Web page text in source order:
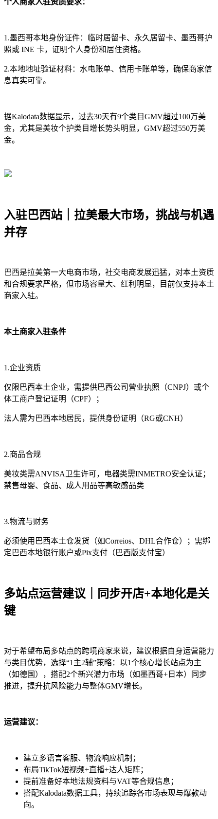
个人商家入驻资质要求：
1.墨西哥本地身份证件：临时居留卡、永久居留卡、墨西哥护
照或 INE 卡，证明个人身份和居住资格。
2.本地地址验证材料：水电账单、信用卡账单等，确保商家信
息真实可靠。
据Kalodata数据显示，过去30天有9个类目GMV超过100万美
金，尤其是美妆个护类目增长势头明显，GMV超过550万美
金。
入驻巴西站｜拉美最大市场，挑战与机遇
并存
巴西是拉美第一大电商市场，社交电商发展迅猛，对本土资质
和合规要求严格，但市场容量大、红利明显，目前仅支持本土
商家入驻。
本土商家入驻条件
1.企业资质
仅限巴西本土企业，需提供巴西公司营业执照（CNPJ）或个
体工商户登记证明（CPF）；
法人需为巴西本地居民，提供身份证明（RG或CNH）
2.商品合规
美妆类需ANVISA卫生许可，电器类需INMETRO安全认证；
禁售母婴、食品、成人用品等高敏感品类
3.物流与财务
必须使用巴西本土仓发货（如Correios、DHL合作仓）；需绑
定巴西本地银行账户或Pix支付（巴西版支付宝）
多站点运营建议｜同步开店+本地化是关
键
对于希望布局多站点的跨境商家来说，建议根据自身运营能力
与类目优势，选择“1主2辅”策略：以1个核心增长站点为主
（如德国），搭配2个新兴潜力市场（如墨西哥+日本）同步
推进，提升抗风险能力与整体GMV增长。
运营建议：
建立多语言客服、物流响应机制；
布局TikTok短视频+直播+达人矩阵；
提前准备好本地法规资料与VAT等合规信息；
搭配Kalodata数据工具，持续追踪各市场表现与爆款动
向。